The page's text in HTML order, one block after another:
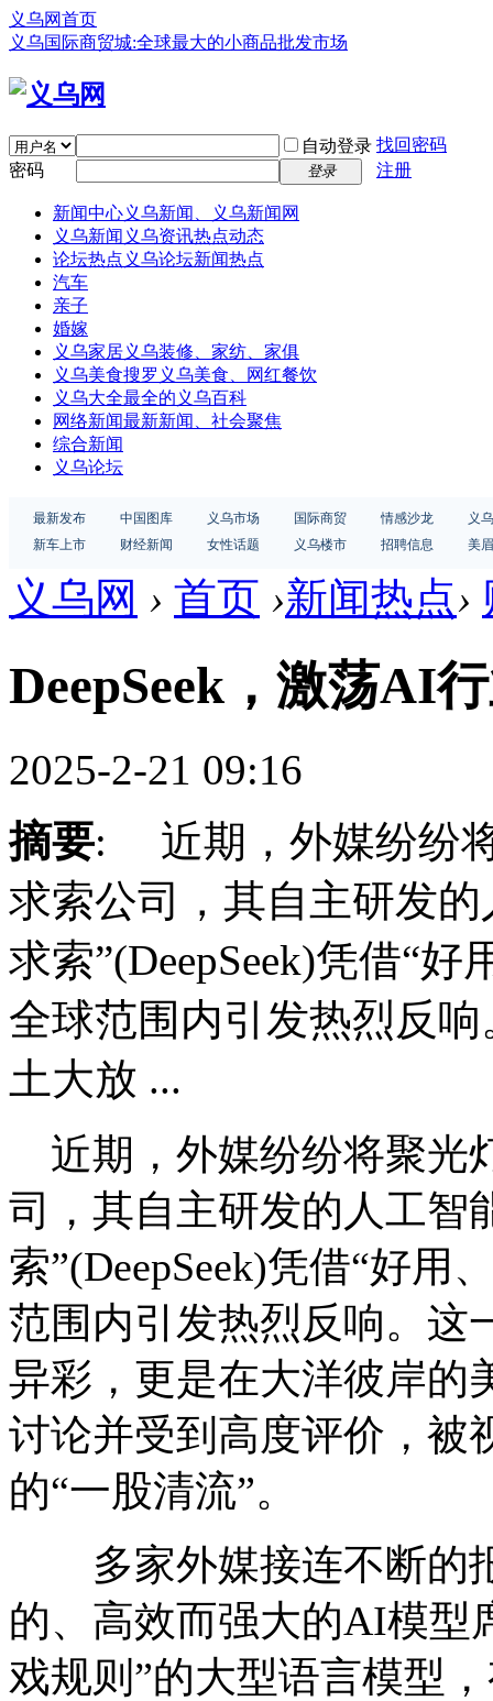
义乌网首页
义乌国际商贸城:全球最大的小商品批发市场
自动登录 找回密码
密码
登录 注册
新闻中心义乌新闻、义乌新闻网
义乌新闻 义乌资讯热点动态
论坛热点 义乌论坛新闻热点
汽车
亲子
婚嫁
义乌家居义乌装修、家纺、家俱
义乌美食搜罗义乌美食、网红餐饮
义乌大全最全的义乌百科
网络新闻最新新闻、社会聚焦
综合新闻
义乌论坛
最新发布 中国图库 义乌市场 国际商贸 情感沙龙
义
新车上市
财经新闻 女性话题 义乌楼市 招聘信息 美
义乌网 › 首页 ›新闻热点›
DeepSeek，激荡AI
2025-2-21 09:16
摘要: 近期，外媒纷纷
求索公司，其自主研发
求索”(DeepSeek)凭借“
全球范围内引发热烈反
土大放 ...
近期，外媒纷纷将聚光
司，其自主研发的人工智
索”(DeepSeek)凭借“好用
范围内引发热烈反响。这
异彩，更是在大洋彼岸的
讨论并受到高度评价，被
的“一股清流”。
多家外媒接连不断的报
的、高效而强大的AI模型
戏规则”的大型语言模型